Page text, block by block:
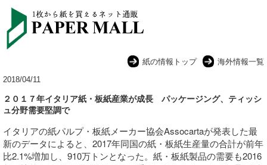
紙の情報トップ
海外情報一覧
2018/04/11
２０１７年イタリア紙・板紙産業が成長 パッケージング、ティッシ
ュ分野需要堅調で
イタリアの紙パルプ・板紙メーカー協会Assocartaが発表した最
新のデータによると、2017年同国の紙・板紙生産量の合計が前年
比2.1%増加し、910万トンとなった。紙・板紙製品の需要も2016